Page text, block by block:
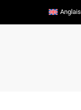
Anglais